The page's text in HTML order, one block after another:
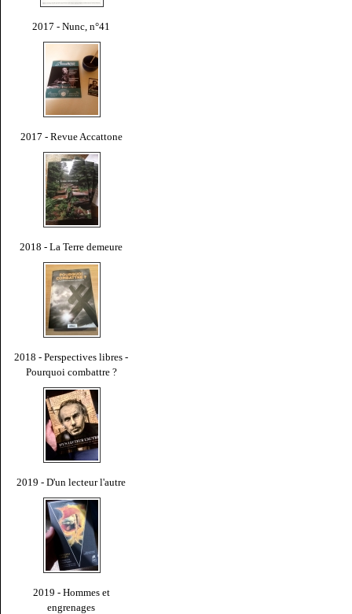
2017 - Nunc, n°41
2017 - Revue Accattone
2018 - La Terre demeure
2018 - Perspectives libres -
Pourquoi combattre ?
2019 - D'un lecteur l'autre
2019 - Hommes et
engrenages